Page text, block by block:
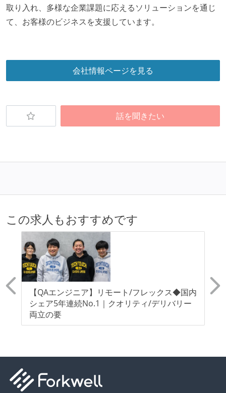
取り入れ、多様な企業課題に応えるソリューションを通じ
て、お客様のビジネスを支援しています。
会社情報ページを見る
話を聞きたい
この求人もおすすめです
【QAエンジニア】リモート/フレックス◆国内
シェア5年連続No.1｜クオリティ/デリバリー
両立の要